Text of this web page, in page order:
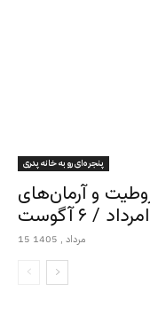
پنجره‌ای رو به خانه پدری
و آرمان‌های
15 مرداد , 1405